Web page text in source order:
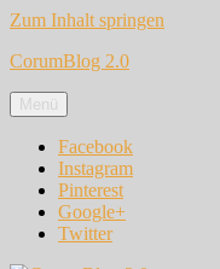
Zum Inhalt springen
CorumBlog 2.0
Menü
Facebook
Instagram
Pinterest
Google+
Twitter